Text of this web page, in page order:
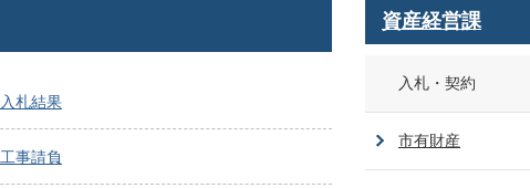
入札結果
工事請負
資産経営課
入札・契約
市有財産